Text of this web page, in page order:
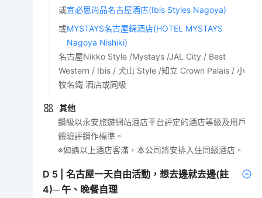
或宜必思尚品名古屋酒店(Ibis Styles Nagoya)
或MYSTAYS名古屋錦酒店(HOTEL MYSTAYS
Nagoya Nishiki)
名古屋Nikko Style /Mystays /JAL City / Best
Western / Ibis / 犬山 Style /知立 Crown Palais / 小
牧名鐵 酒店或同級
其他
鑽級以永安旅遊網站酒店平台評定的酒店等級及用戶
體驗評鑽作標準。
※如遇以上酒店客滿，本公司將安排入住同級酒店。
D 5 |名古屋一天自由活動，想去邊就去邊(註
4)─ 午、晚餐自理